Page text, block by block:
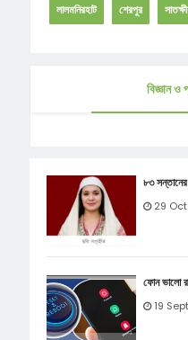
লালমনিরহাট শেরপুর
বিজ্ঞান ও
৮৩
29
ফোন ভালো
19